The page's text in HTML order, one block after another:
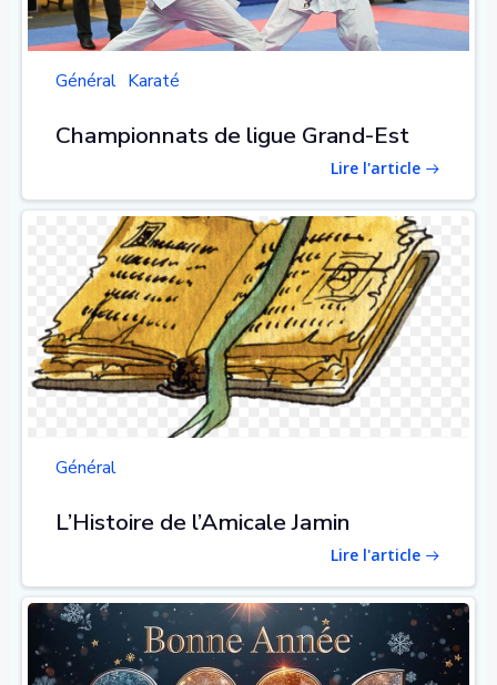
Général Karaté
Championnats de ligue Grand-Est
Lire l'article
Général
L’Histoire de l’Amicale Jamin
Lire l'article